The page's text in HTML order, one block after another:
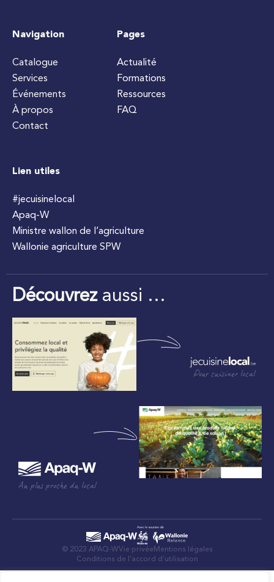
Navigation
Catalogue
Services
Événements
À propos
Contact
Pages
Actualité
Formations
Ressources
FAQ
Lien utiles
#jecuisinelocal
Apaq-W
Ministre wallon de l’agriculture
Wallonie agriculture SPW
Découvrezaussi …
Pour cuisiner local
Au plus proche du local
© 2023 APAQ-WVie privée Mentions légales
Conditions de l’accord d’utilisation